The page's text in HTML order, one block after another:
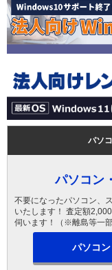
パソ
パソコン
不要になったパソコン、
いたします！ 査定額
伺います！（※離島等一部
パソコ